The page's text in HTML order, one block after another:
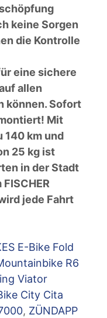
keine Sorgen
die Kontrolle
eine sichere
allen
können. Sofort
Mit
140 km und
25 kg ist
in der Stadt
jede Fahrt
E-Bike Fold
R6
Viator
City Cita
, ZÜNDAPP